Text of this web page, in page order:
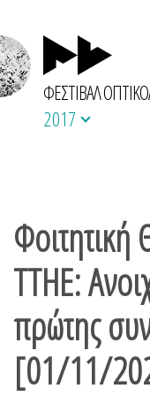
ΦΕΣΤΙΒΑΛ
2017
ΤΤΗΕ:
πρώτης
[01/11/